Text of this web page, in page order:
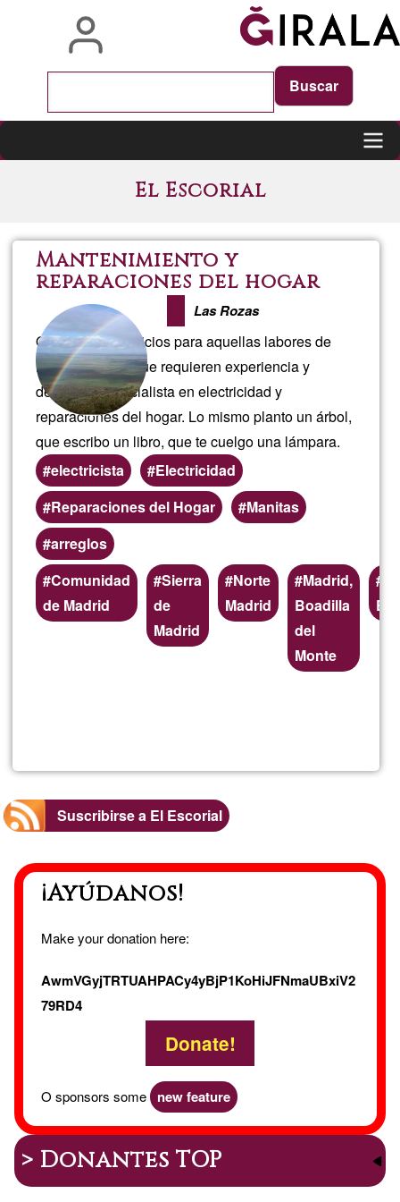
El Escorial
Mantenimiento y
reparaciones del hogar
Las Rozas
Ofrezco mis servicios para aquellas labores de
mantenimiento que requieren experiencia y
destreza. Especialista en electricidad y
reparaciones del hogar. Lo mismo planto un árbol,
que escribo un libro, que te cuelgo una lámpara.
electricista
Electricidad
Reparaciones del Hogar
Manitas
arreglos
Áreas
de
servicio
Comunidad
de Madrid
Sierra
de
Madrid
Norte
Madrid
Madrid,
Boadilla
del
Monte
Suscribirse a El Escorial
¡Ayúdanos!
Make your donation here:
AwmVGyjTRTUAHPACy4yBjP1KoHiJFNmaUBxiV2
79RD4
Donate!
O sponsors some new feature
> Donantes TOP